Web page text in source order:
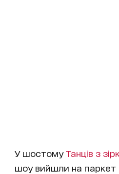
У шостому Танців з
шоу вийшли на паркет